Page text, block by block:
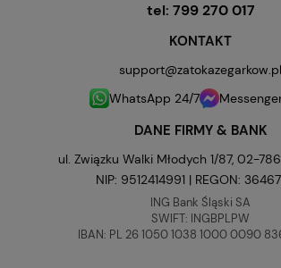
tel: 799 270 017
KONTAKT
support@zatokazegarkow.pl
WhatsApp 24/7
DANE FIRMY & BANK
ul. Związku Walki Młodych 1/87, 02-
NIP: 9512414991 | REGON:
ING Bank Śląski SA
SWIFT: INGBPLPW
IBAN: PL 26 1050 1038 1000 0090